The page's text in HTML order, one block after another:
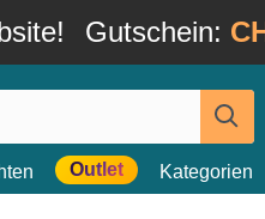
Gutschein:
Outlet Kategorien